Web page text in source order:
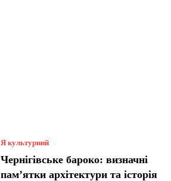
Я культурний
Чернігівське бароко: визначні
пам’ятки архітектури та історія